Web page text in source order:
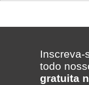
Supermercado
supermercado da
Inscreva-
todo
gratuita